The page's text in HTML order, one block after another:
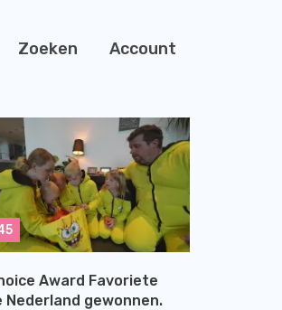
Zoeken Account
Award Favoriete
Nederland gewonnen.